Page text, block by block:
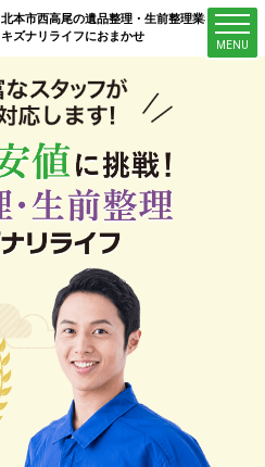
北本市西高尾の遺品整理・生前整理業者は
キズナリライフにおまかせ